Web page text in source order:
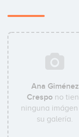
Ana Giménez
Crespono
ninguna
su galería.